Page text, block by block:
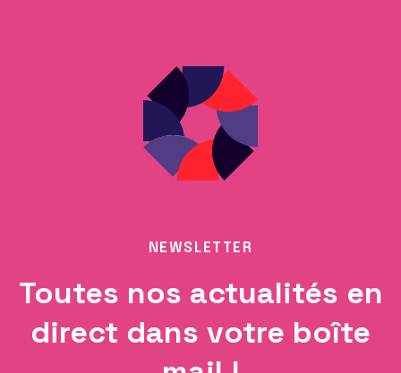
NEWSLETTER
Toutes nos actualités en
direct dans votre boîte